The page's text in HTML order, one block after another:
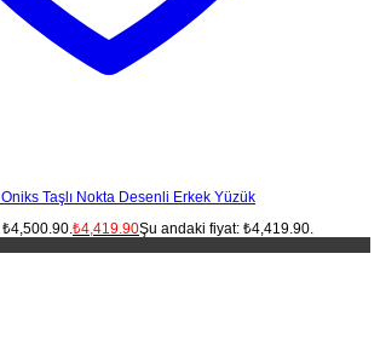
Taşlı Nokta Desenli Erkek Yüzük
₺4,419.90Şu andaki fiyat: ₺4,419.90.